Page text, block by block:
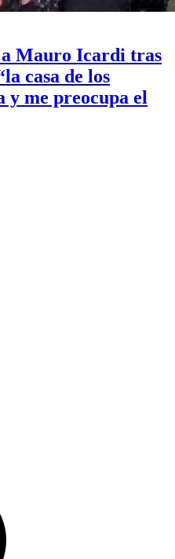
a Mauro Icardi tras
casa de los
y me preocupa el